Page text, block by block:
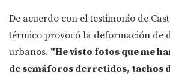
De acuerdo con el testimonio de
térmico provocó la deformación de
urbanos. "He visto fotos que me
de semáforos derretidos, tachos